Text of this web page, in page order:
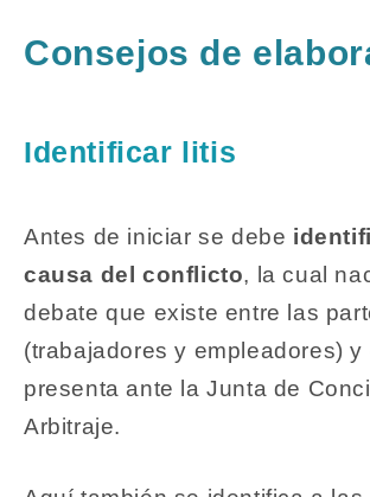
Consejos de
Identificar litis
Antes de iniciar se debe
causa del conflicto, la cual
debate que existe entre las
(trabajadores y empleadores) y
presenta ante la Junta de
Arbitraje.